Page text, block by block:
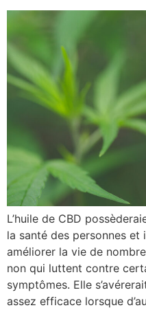
L’huile de CBD
la santé des personnes et
améliorer la vie de
non qui luttent contre
symptômes. Elle
assez efficace lorsque